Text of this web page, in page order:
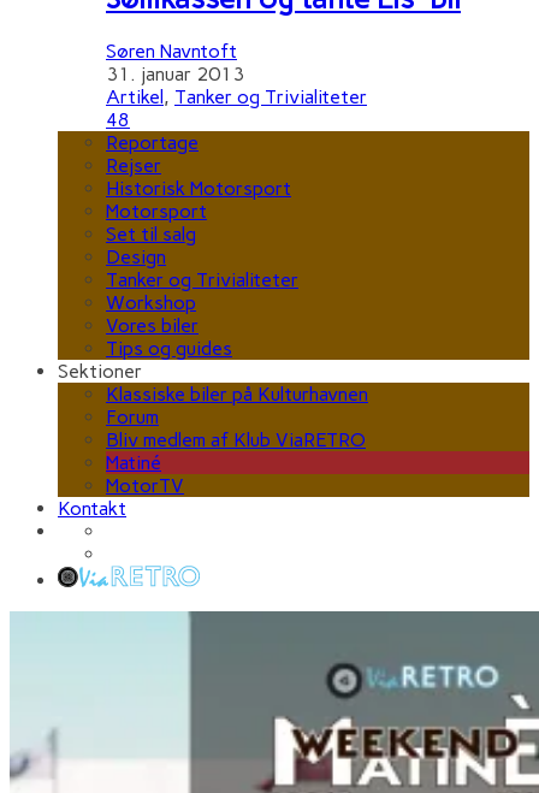
Søren Navntoft
31. januar 2013
Artikel, Tanker og Trivialiteter
48
Reportage
Rejser
Historisk Motorsport
Motorsport
Set til salg
Design
Tanker og Trivialiteter
Workshop
Vores biler
Tips og guides
Sektioner
Klassiske biler på Kulturhavnen
Forum
Bliv medlem af Klub ViaRETRO
Matiné
MotorTV
Kontakt